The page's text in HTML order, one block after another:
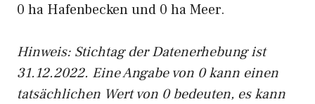
0 ha Hafenbecken und 0 ha Meer.
Hinweis: Stichtag der Datenerhebung ist
31.12.2022. Eine Angabe von 0 kann einen
tatsächlichen Wert von 0 bedeuten, es kann